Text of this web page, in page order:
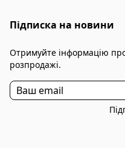
Підписка на новини
Отримуйте інформацію про
розпродажі.